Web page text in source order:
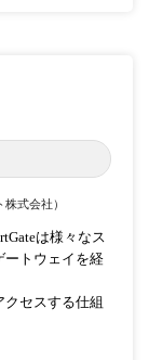
株式会社）
は様々なス
ートウェイを経
クセスする仕組